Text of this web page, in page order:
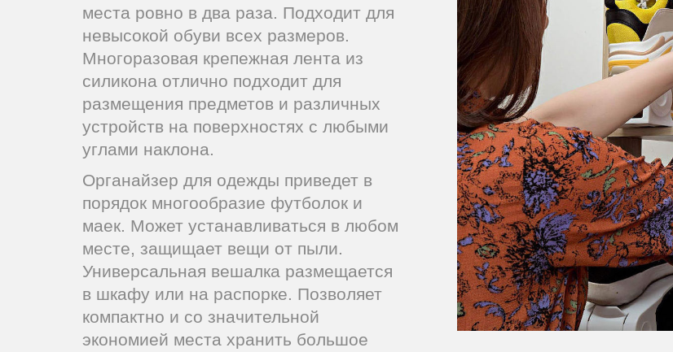
места ровно в два раза. Подходит для
невысокой обуви всех размеров.
Многоразовая крепежная лента из
силикона отлично подходит для
размещения предметов и различных
устройств на поверхностях с любыми
углами наклона.
Органайзер для одежды приведет в
порядок многообразие футболок и
маек. Может устанавливаться в любом
месте, защищает вещи от пыли.
Универсальная вешалка размещается
в шкафу или на распорке. Позволяет
компактно и со значительной
экономией места хранить большое